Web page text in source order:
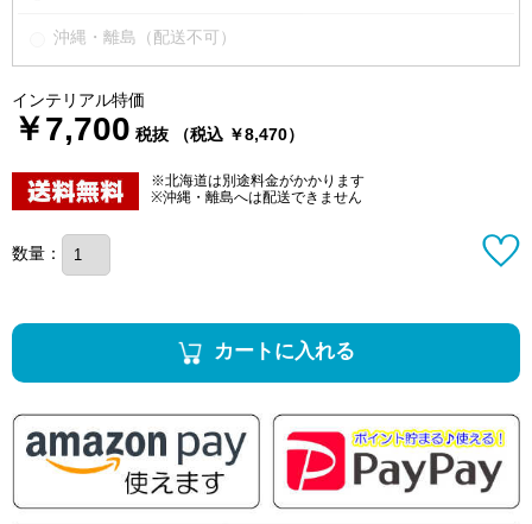
沖縄・離島（配送不可）
インテリアル特価
￥7,700 税抜 （税込 ￥8,470）
※北海道は別途料金がかかります
※沖縄・離島へは配送できません
数量：
カートに入れる